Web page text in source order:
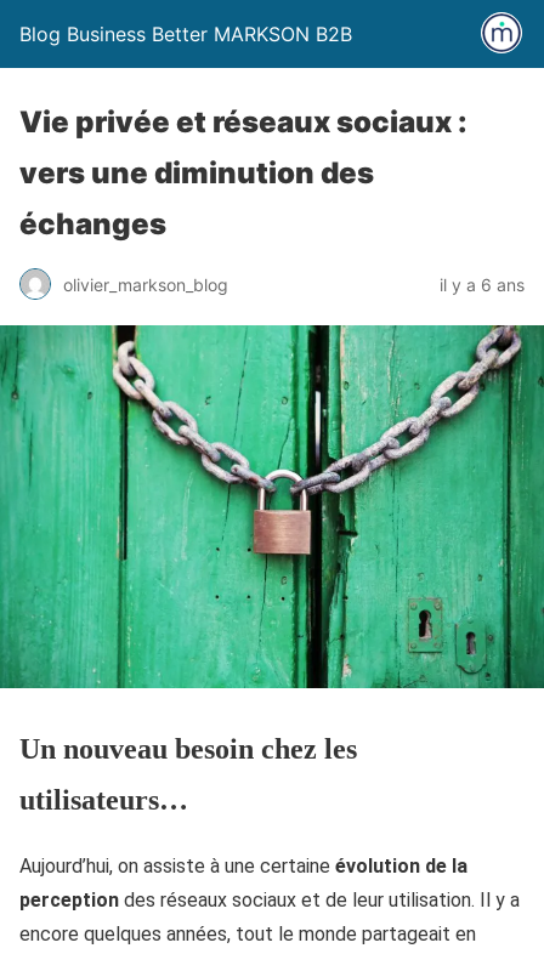
Blog Business Better MARKSON B2B
Vie privée et réseaux sociaux :
vers une diminution des
échanges
olivier_markson_blog il y a 6 ans
Un nouveau besoin chez les
utilisateurs…
Aujourd’hui, on assiste à une certaine évolution de la
perception des réseaux sociaux et de leur utilisation. Il y a
encore quelques années, tout le monde partageait en